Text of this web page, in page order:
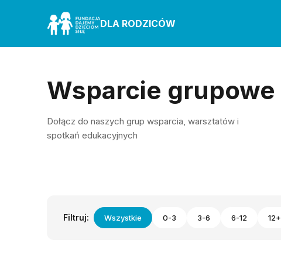
DLA RODZICÓW
Wsparcie grupowe
Dołącz do naszych grup wsparcia, warsztatów i
spotkań edukacyjnych
Filtruj: Wszystkie 0-3 3-6 6-12 12+